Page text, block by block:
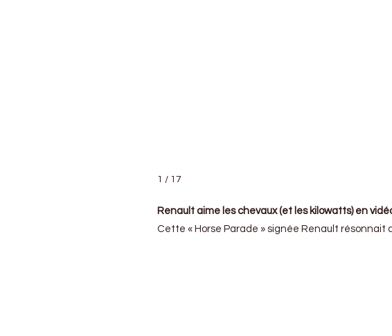
1 / 17
Renault aime les chevaux (et les kilowatts) en
Cette « Horse Parade » signée Renault résonnait